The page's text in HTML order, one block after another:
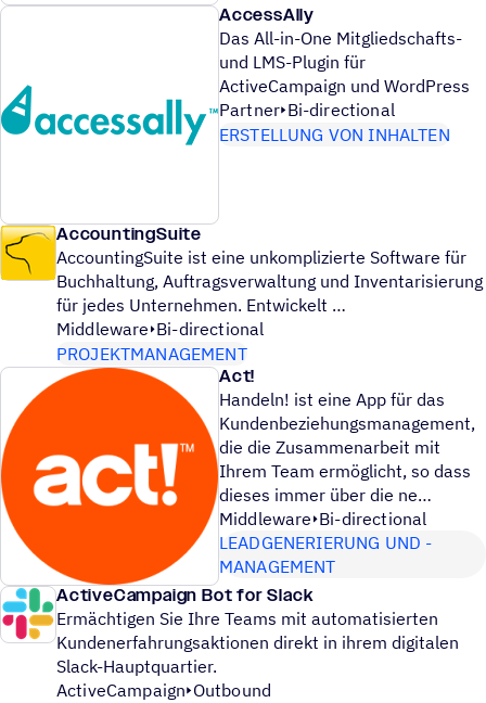
AccessAlly
Das All-in-One Mitgliedschafts-
und LMS-Plugin für
ActiveCampaign und WordPress
Partner Bi-directional
ERSTELLUNG VON INHALTEN
AccountingSuite
AccountingSuite ist eine unkomplizierte Software für
Buchhaltung, Auftragsverwaltung und Inventarisierung
für jedes Unternehmen. Entwickelt
Middleware Bi-directional
PROJEKTMANAGEMENT
Act!
Handeln! ist eine App für das
Kundenbeziehungsmanagement,
die die Zusammenarbeit mit
Ihrem Team ermöglicht, so dass
dieses immer über die ne
Middleware Bi-directional
LEADGENERIERUNG UND -
MANAGEMENT
ActiveCampaign Bot for Slack
Ermächtigen Sie Ihre Teams mit automatisierten
Kundenerfahrungsaktionen direkt in ihrem digitalen
Slack-Hauptquartier.
ActiveCampaign Outbound